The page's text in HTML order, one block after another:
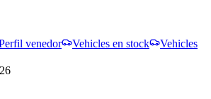
venedor Vehicles en stock
Vehicles